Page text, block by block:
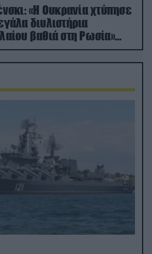
«Η Ουκρανία χτύπησε
διυλιστήρια
βαθιά στη Ρωσία»